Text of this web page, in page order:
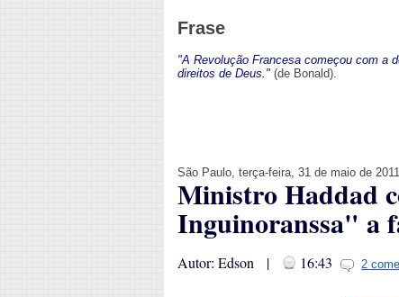
Frase
"A Revolução Francesa começou com a
direitos de Deus." (de Bonald).
São Paulo, terça-feira, 31 de maio de 2011
Ministro Haddad
Inguinoranssa" a
Autor: Edson | 16:43 2